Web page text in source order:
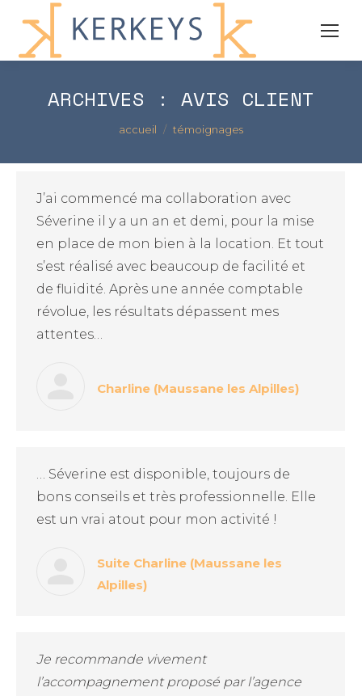
ARCHIVES : AVIS CLIENT
Vous êtes ici :
accueil témoignages
J’ai commencé ma collaboration avec
Séverine il y a un an et demi, pour la mise
en place de mon bien à la location. Et tout
s’est réalisé avec beaucoup de facilité et
de fluidité. Après une année comptable
révolue, les résultats dépassent mes
attentes…
Charline (Maussane les Alpilles)
… Séverine est disponible, toujours de
bons conseils et très professionnelle. Elle
est un vrai atout pour mon activité !
Suite Charline (Maussane les
Alpilles)
Je recommande vivement
l’accompagnement proposé par l’agence